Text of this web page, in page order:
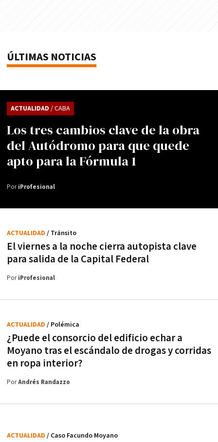
ÚLTIMAS NOTICIAS
Los tres cambios clave de la obra
del Autódromo para que quede
apto para la Fórmula 1
ACTUALIDAD / CABA
PoriProfesional
El viernes a la noche cierra autopista clave
para salida de la Capital Federal
ACTUALIDAD / Tránsito
PoriProfesional
¿Puede el consorcio del edificio echar a
Moyano tras el escándalo de drogas y corridas
en ropa interior?
ACTUALIDAD / Polémica
PorAndrés Randazzo
ACTUALIDAD / Caso Facundo Moyano